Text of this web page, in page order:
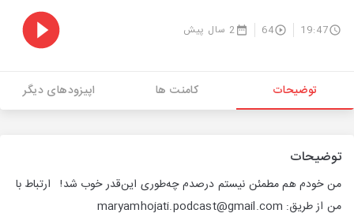
19:47
64 2 سال پیش
توضیحات کامنت ها اپیزودهای دیگر
توضیحات
من خودم هم مطمئن نیستم درصدم چه‌طوری این‌قدر خوب شد! ‌ ‌ ارتباط با
من از طریق: maryamhojati.podcast@gmail.com